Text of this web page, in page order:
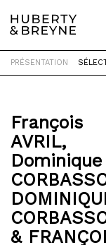
Accueil > Expositions >
François
AVRIL,
Dominique
&
PRÉSENTATION